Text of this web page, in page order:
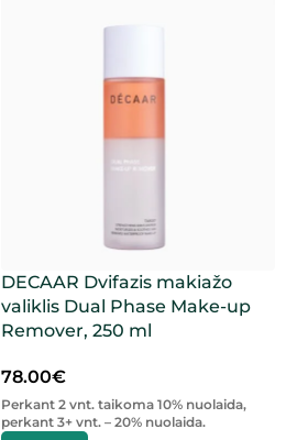
DECAAR Dvifazis makiažo
valiklis Dual Phase Make-up
Remover, 250 ml
78.00€
Perkant 2 vnt. taikoma 10% nuolaida,
perkant 3+ vnt. – 20% nuolaida.